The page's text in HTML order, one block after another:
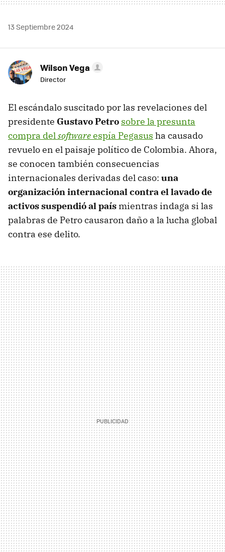
13 Septiembre 2024
Wilson Vega
Director
El escándalo suscitado por las revelaciones del
presidente Gustavo Petro sobre la presunta
compra delsoftwareespía Pegasus ha causado
revuelo en el paisaje político de Colombia. Ahora,
se conocen también consecuencias
internacionales derivadas del caso: una
organización internacional contra el lavado de
activos suspendió al país mientras indaga si las
palabras de Petro causaron daño a la lucha global
contra ese delito.